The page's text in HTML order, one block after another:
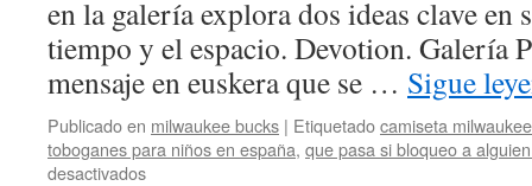
en la galería explora dos ideas clave en
tiempo y el espacio. Devotion. Galería
mensaje en euskera que se … Sigue
Publicado en milwaukee bucks | Etiquetadocamiseta
toboganes para niños en españa, que pasa si bloqueo a
desactivadosen